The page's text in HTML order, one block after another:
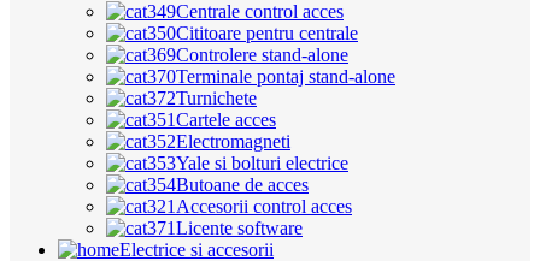
Centrale control acces
Cititoare pentru centrale
Controlere stand-alone
Terminale pontaj stand-alone
Turnichete
Cartele acces
Electromagneti
Yale si bolturi electrice
Butoane de acces
Accesorii control acces
Licente software
Electrice si accesorii